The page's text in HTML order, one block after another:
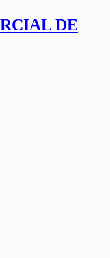
DE